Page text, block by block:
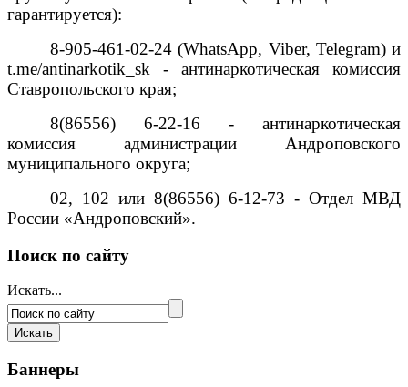
гарантируется):
8-905-461-02-24 (WhatsApp, Viber, Telegram) и
t.me/antinarkotik_sk - антинаркотическая комиссия
Ставропольского края;
8(86556) 6-22-16 - антинаркотическая
комиссия администрации Андроповского
муниципального округа;
02, 102 или 8(86556) 6-12-73 - Отдел МВД
России «Андроповский».
Поиск по сайту
Искать...
Баннеры